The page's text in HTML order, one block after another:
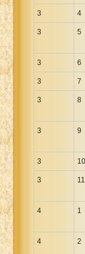
3 4
3 5
3 6
3 7
3 8
3 9
3 10
3 11
4 1
4 2